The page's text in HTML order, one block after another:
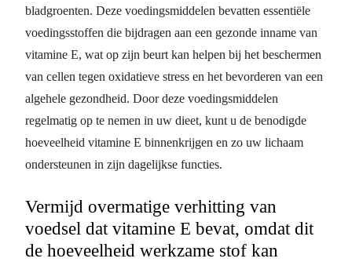
bladgroenten. Deze voedingsmiddelen bevatten essentiële
voedingsstoffen die bijdragen aan een gezonde inname van
vitamine E, wat op zijn beurt kan helpen bij het beschermen
van cellen tegen oxidatieve stress en het bevorderen van een
algehele gezondheid. Door deze voedingsmiddelen
regelmatig op te nemen in uw dieet, kunt u de benodigde
hoeveelheid vitamine E binnenkrijgen en zo uw lichaam
ondersteunen in zijn dagelijkse functies.
Vermijd overmatige verhitting van
voedsel dat vitamine E bevat, omdat dit
de hoeveelheid werkzame stof kan